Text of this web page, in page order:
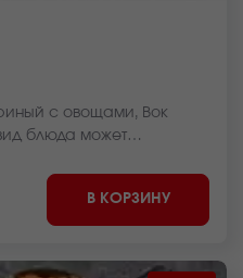
с овощами, Вок
блюда может
В КОРЗИНУ